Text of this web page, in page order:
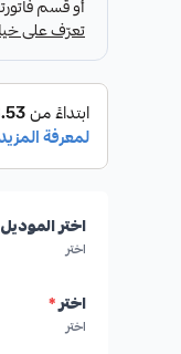
اختر الموديل
اختر
اختر*
اختر